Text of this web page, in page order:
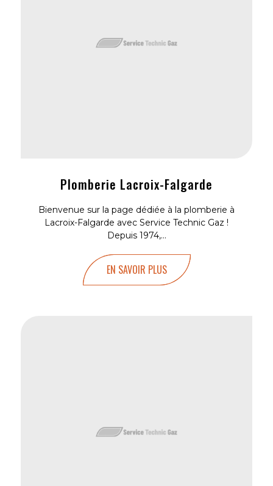
Plomberie Lacroix-Falgarde
Bienvenue sur la page dédiée à la plomberie à
Lacroix-Falgarde avec Service Technic Gaz !
Depuis 1974,...
EN SAVOIR PLUS